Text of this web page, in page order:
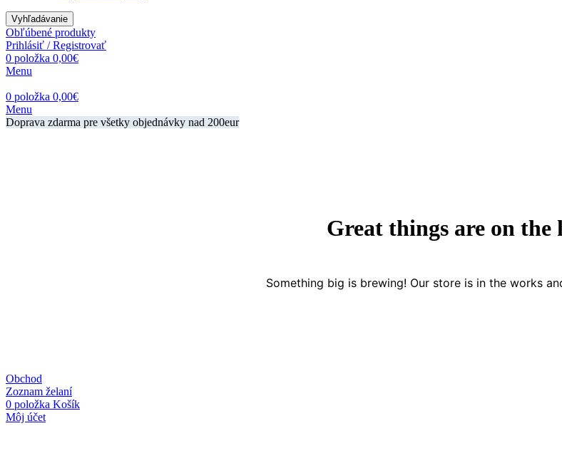
Vyhľadávanie
Obľúbené produkty
Prihlásiť / Registrovať
0 položka 0,00€
Menu
0 položka 0,00€
Menu
Doprava zdarma pre všetky objednávky nad 200eur
Great things are on the
Something big is brewing! Our store is in the works
Obchod
Zoznam želaní
0 položka Košík
Môj účet